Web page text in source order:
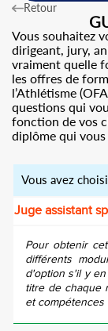
Retour
Vous souhaitez
dirigeant, jury,
vraiment quelle
les offres de
l’Athlétisme
questions qui
fonction de vos
diplôme qui
Vous avez
Juge assistant
Pour obtenir
différents
d'option s'il y
titre de chaque
et compétences